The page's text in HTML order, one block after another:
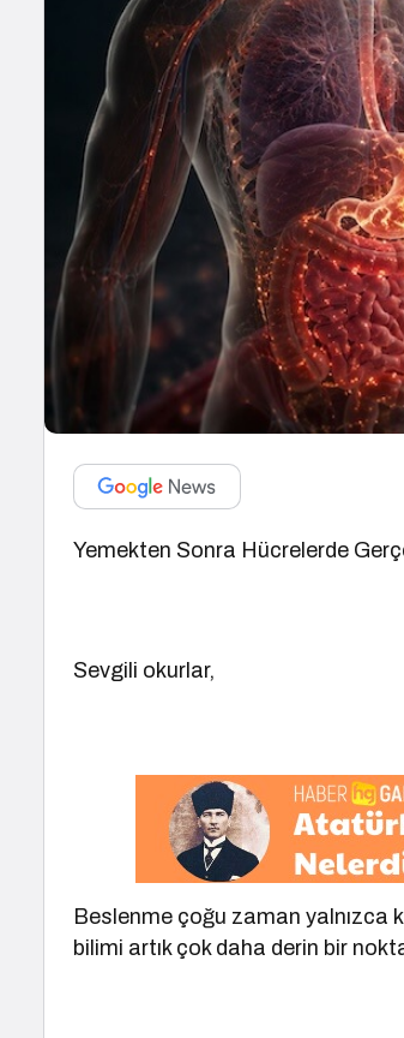
Yemekten Sonra Hücrelerde
Sevgili okurlar,
Beslenme çoğu zaman yalnızca
bilimi artık çok daha derin bir